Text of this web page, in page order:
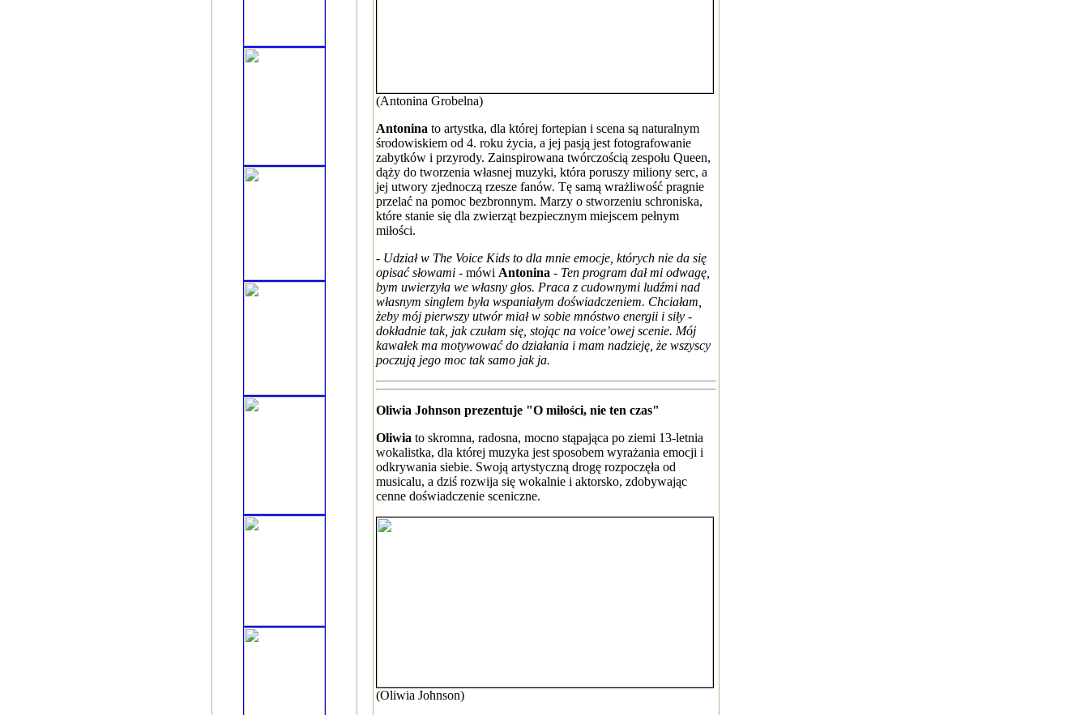
(Antonina Grobelna)
Antonina to artystka, dla której fortepian i scena są naturalnym
środowiskiem od 4. roku życia, a jej pasją jest fotografowanie
zabytków i przyrody. Zainspirowana twórczością zespołu Queen,
dąży do tworzenia własnej muzyki, która poruszy miliony serc, a
jej utwory zjednoczą rzesze fanów. Tę samą wrażliwość pragnie
przelać na pomoc bezbronnym. Marzy o stworzeniu schroniska,
które stanie się dla zwierząt bezpiecznym miejscem pełnym
miłości.
- Udział w The Voice Kids to dla mnie emocje, których nie da się
opisać słowami - mówi Antonina - Ten program dał mi odwagę,
bym uwierzyła we własny głos. Praca z cudownymi ludźmi nad
własnym singlem była wspaniałym doświadczeniem. Chciałam,
żeby mój pierwszy utwór miał w sobie mnóstwo energii i siły -
dokładnie tak, jak czułam się, stojąc na voice’owej scenie. Mój
kawałek ma motywować do działania i mam nadzieję, że wszyscy
poczują jego moc tak samo jak ja.
Oliwia Johnson prezentuje "O miłości, nie ten czas"
Oliwia to skromna, radosna, mocno stąpająca po ziemi 13-letnia
wokalistka, dla której muzyka jest sposobem wyrażania emocji i
odkrywania siebie. Swoją artystyczną drogę rozpoczęła od
musicalu, a dziś rozwija się wokalnie i aktorsko, zdobywając
cenne doświadczenie sceniczne.
(Oliwia Johnson)